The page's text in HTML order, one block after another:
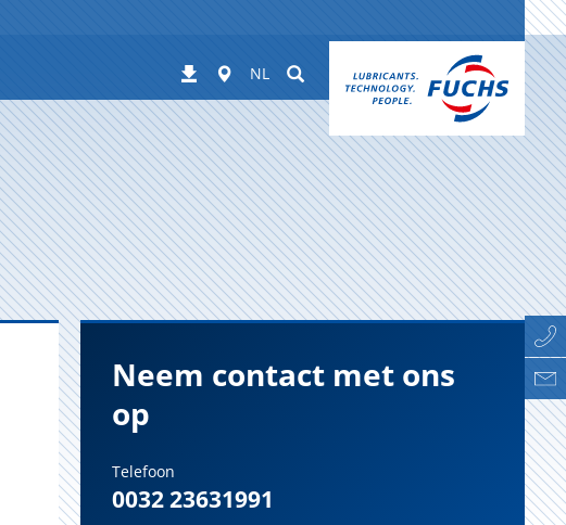
Downloads
Worldwide
NL Suchen
Neem contact met ons
op
Telefoon
0032 23631991